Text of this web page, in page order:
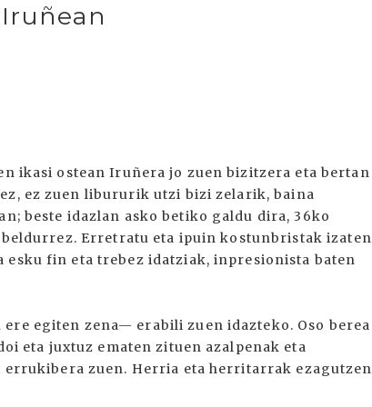
ikasi ostean Iruñera jo zuen bizitzera eta bertan
ez zuen libururik utzi bizi zelarik, baina
beste idazlan asko betiko galdu dira, 36ko
Erretratu eta ipuin kostunbristak izaten
fin eta trebez idatziak, inpresionista baten
egiten zena— erabili zuen idazteko. Oso berea
eta juxtuz ematen zituen azalpenak eta
zuen. Herria eta herritarrak ezagutzen